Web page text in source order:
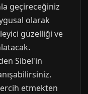
geçireceğiniz
olarak
güzelliği ve
Sibel'in
etmekten